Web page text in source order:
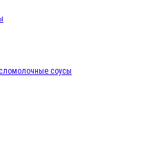
соусы